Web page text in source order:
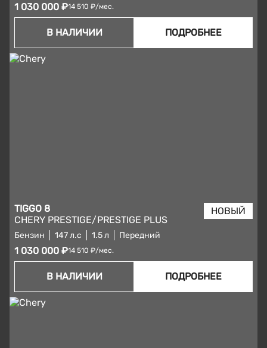
1 030 000 ₽14 510 ₽/мес.
В НАЛИЧИИ ПОДРОБНЕЕ
TIGGO 8
CHERY PRESTIGE/PRESTIGE PLUS
Бензин 147 л.с 1.5 л Передний
1 030 000 ₽14 510 ₽/мес.
В НАЛИЧИИ ПОДРОБНЕЕ